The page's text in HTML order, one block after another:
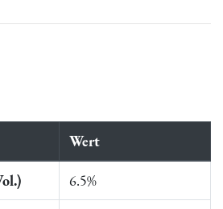
Wert
6.5%